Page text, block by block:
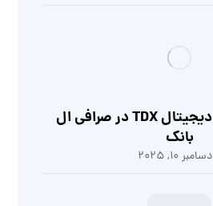
لیست شدن ارز دیجیتال TDX در صرافی ال
بانک
دسامبر 10, 2025